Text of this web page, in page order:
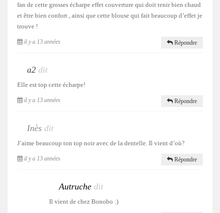
fan de cette grosses écharpe effet couverture qui doit tenir bien chaud
et être bien confort , ainsi que cette blouse qui fait beaucoup d’effet je
trouve !
il y a 13 années Répondre
a2 dit
Elle est top cette écharpe!
il y a 13 années Répondre
Inès dit
J’aime beaucoup ton top noir avec de la dentelle. Il vient d’où?
il y a 13 années Répondre
Autruche dit
Il vient de chez Bonobo :)